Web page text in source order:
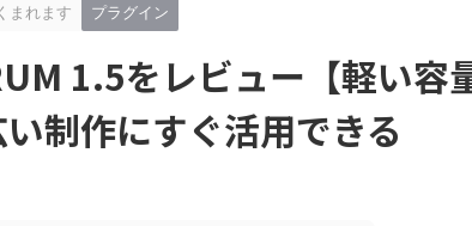
まれます プラグイン
1.5をレビュー【軽い容
制作にすぐ活用できる